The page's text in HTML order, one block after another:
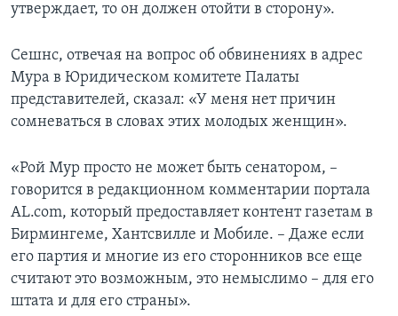
утверждает, то он должен отойти в сторону».
Сешнс, отвечая на вопрос об обвинениях в адрес
Мура в Юридическом комитете Палаты
представителей, сказал: «У меня нет причин
сомневаться в словах этих молодых женщин».
«Рой Мур просто не может быть сенатором, –
говорится в редакционном комментарии портала
AL.com, который предоставляет контент газетам в
Бирмингеме, Хантсвилле и Мобиле. – Даже если
его партия и многие из его сторонников все еще
считают это возможным, это немыслимо – для его
штата и для его страны».